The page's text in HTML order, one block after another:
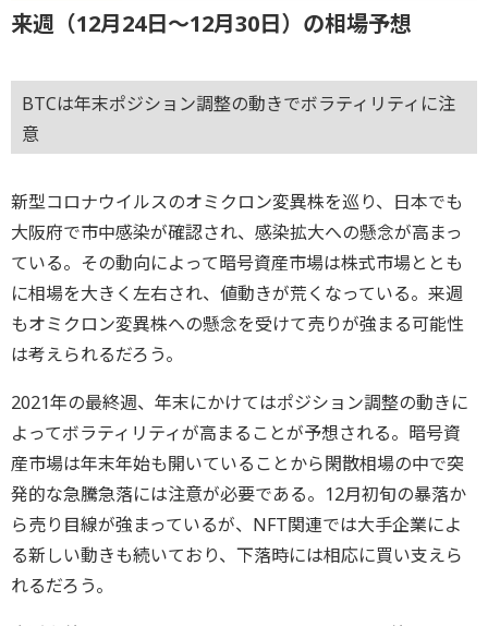
来週（12月24日～12月30日）の相場予想
BTCは年末ポジション調整の動きでボラティリティに注
意
新型コロナウイルスのオミクロン変異株を巡り、日本でも
大阪府で市中感染が確認され、感染拡大への懸念が高まっ
ている。その動向によって暗号資産市場は株式市場ととも
に相場を大きく左右され、値動きが荒くなっている。来週
もオミクロン変異株への懸念を受けて売りが強まる可能性
は考えられるだろう。
2021年の最終週、年末にかけてはポジション調整の動きに
よってボラティリティが高まることが予想される。暗号資
産市場は年末年始も開いていることから閑散相場の中で突
発的な急騰急落には注意が必要である。12月初旬の暴落か
ら売り目線が強まっているが、NFT関連では大手企業によ
る新しい動きも続いており、下落時には相応に買い支えら
れるだろう。